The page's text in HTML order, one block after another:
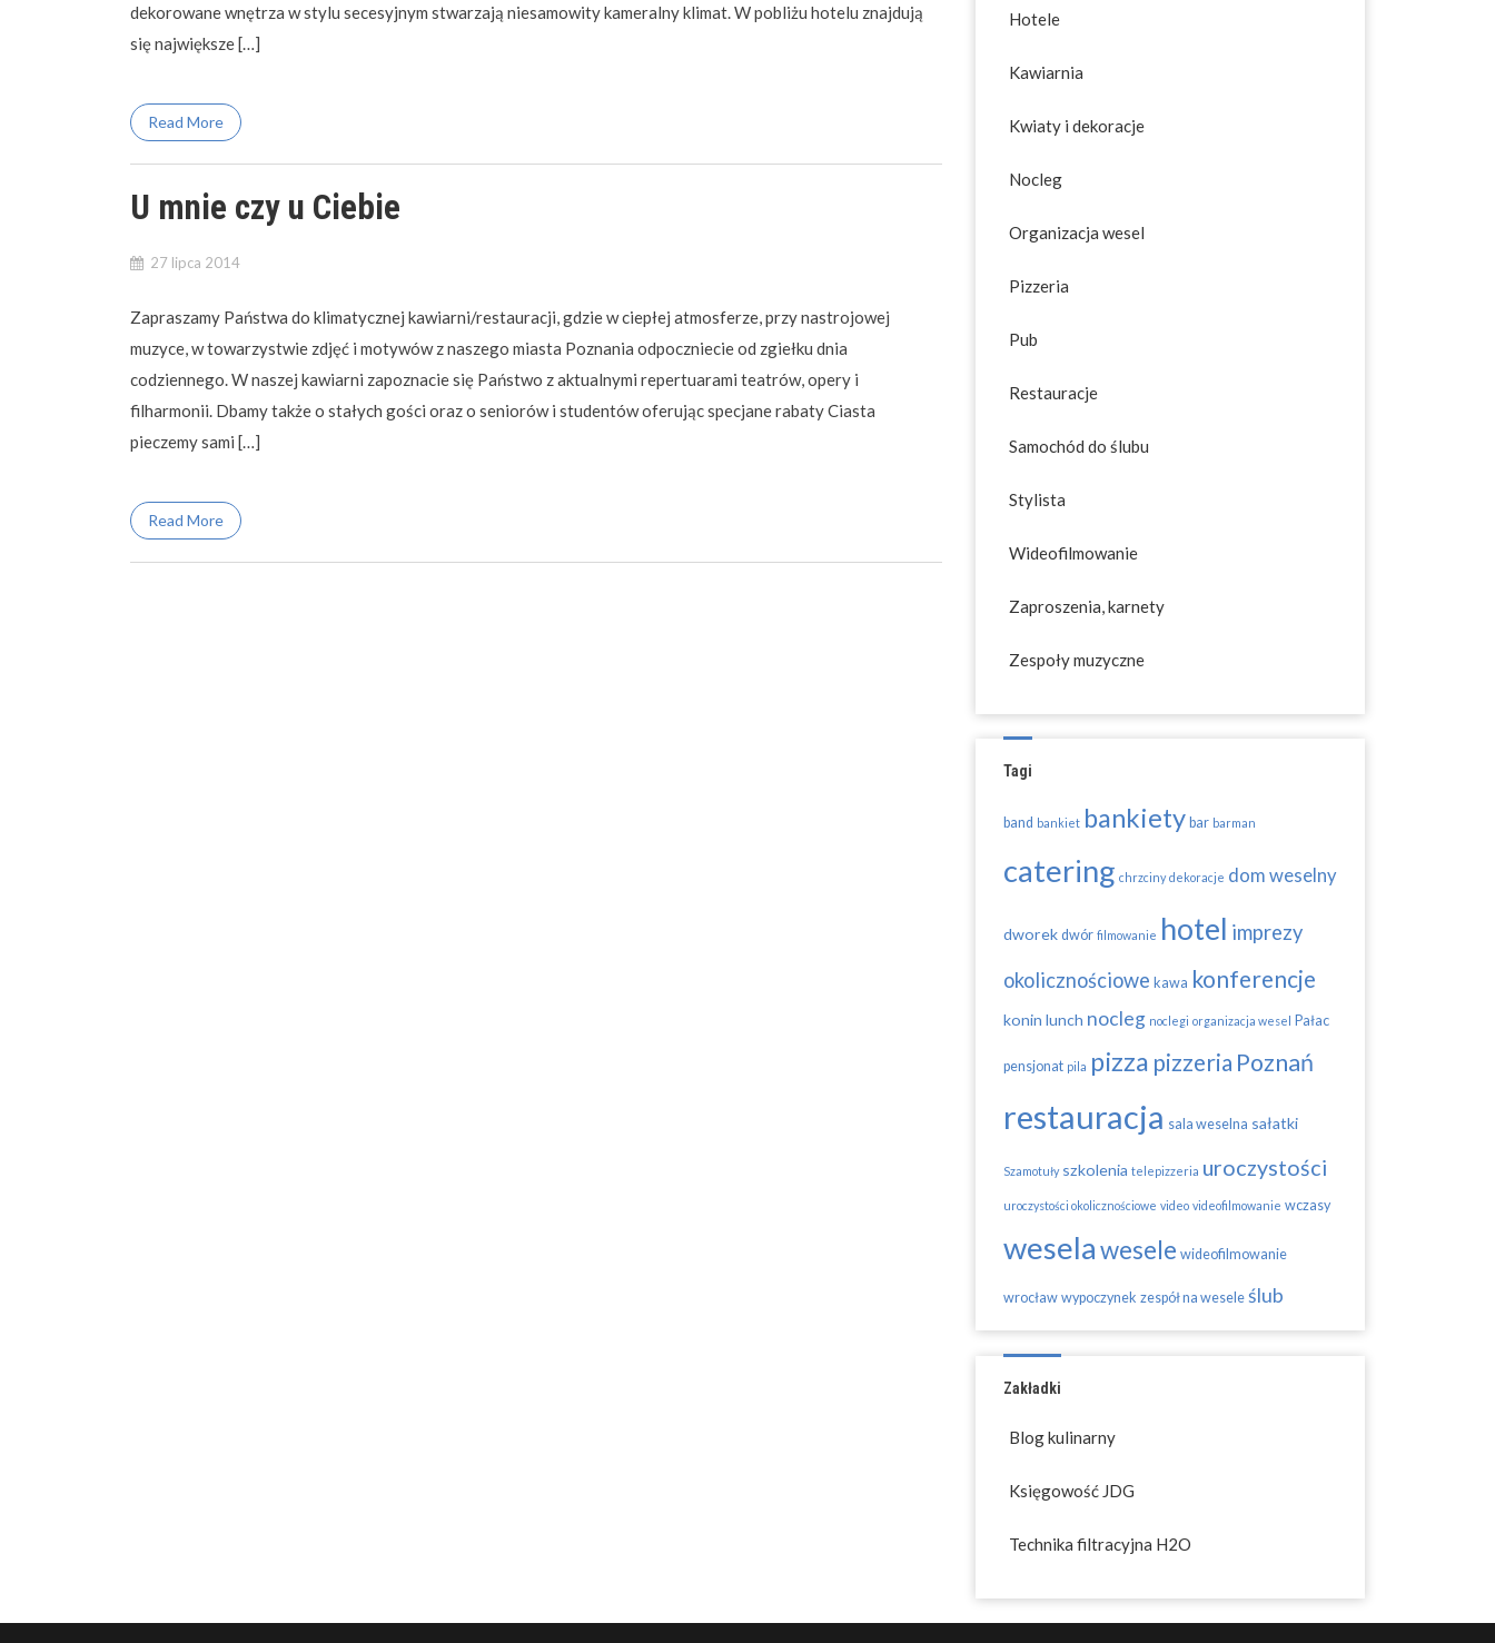
dekorowane wnętrza w stylu secesyjnym stwarzają niesamowity kameralny klimat. W pobliżu hotelu znajdują
się największe […]
Read More
U mnie czy u Ciebie
27 lipca 2014
Zapraszamy Państwa do klimatycznej kawiarni/restauracji, gdzie w ciepłej atmosferze, przy nastrojowej
muzyce, w towarzystwie zdjęć i motywów z naszego miasta Poznania odpoczniecie od zgiełku dnia
codziennego. W naszej kawiarni zapoznacie się Państwo z aktualnymi repertuarami teatrów, opery i
filharmonii. Dbamy także o stałych gości oraz o seniorów i studentów oferując specjane rabaty Ciasta
pieczemy sami […]
Read More
Hotele
Kawiarnia
Kwiaty i dekoracje
Nocleg
Organizacja wesel
Pizzeria
Pub
Restauracje
Samochód do ślubu
Stylista
Wideofilmowanie
Zaproszenia, karnety
Zespoły muzyczne
Tagi
band bankiet bankiety bar barman
catering chrzciny dekoracje dom weselny
dworek dwór filmowanie hotel imprezy
okolicznościowe kawa konferencje
konin lunch nocleg noclegi organizacja wesel Pałac
pensjonat pila pizza pizzeria Poznań
restauracja sala weselna sałatki
Szamotuły szkolenia telepizzeria uroczystości
uroczystości okolicznościowe video videofilmowanie wczasy
weselawesele wideofilmowanie
wrocław wypoczynek zespół na wesele ślub
Zakładki
Blog kulinarny
Księgowość JDG
Technika filtracyjna H2O